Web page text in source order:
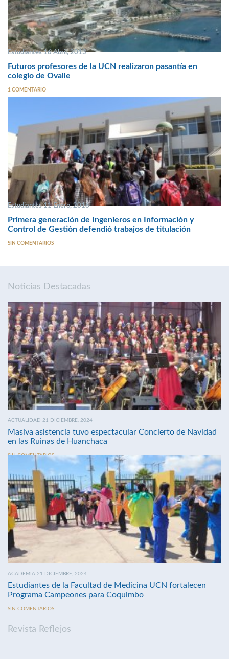
Estudiantes 16 Abril, 2013
Futuros profesores de la UCN realizaron pasantía en
colegio de Ovalle
1 COMENTARIO
Estudiantes 11 Enero, 2016
Primera generación de Ingenieros en Información y
Control de Gestión defendió trabajos de titulación
SIN COMENTARIOS
Noticias Destacadas
ACTUALIDAD 21 DICIEMBRE, 2024
Masiva asistencia tuvo espectacular Concierto de Navidad
en las Ruinas de Huanchaca
SIN COMENTARIOS
ACADEMIA 21 DICIEMBRE, 2024
Estudiantes de la Facultad de Medicina UCN fortalecen
Programa Campeones para Coquimbo
SIN COMENTARIOS
Revista Reflejos